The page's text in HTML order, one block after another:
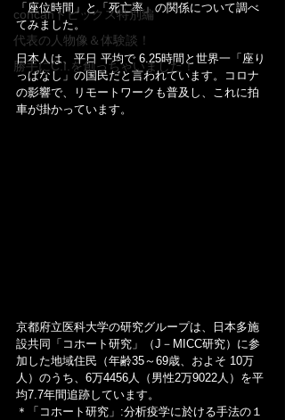
concanトピックス特別編
代表の人物像＆体験談！
勝手にC.I.を創っちゃいました！
「座位時間」と「死亡率」の関係について調べ
てみました。
日本人は、平日 平均で 6.25時間と世界一「座り
っぱなし」の国民だと言われています。コロナ
の影響で、リモートワークも普及し、これに拍
車が掛かっています。
京都府立医科大学の研究グループは、日本多施
設共同「コホート研究」（J－MICC研究）に参
加した地域住民（年齢35～69歳、およそ 10万
人）のうち、6万4456人（男性2万9022人）を平
均7.7年間追跡しています。
＊「コホート研究」:分析疫学に於ける手法の１